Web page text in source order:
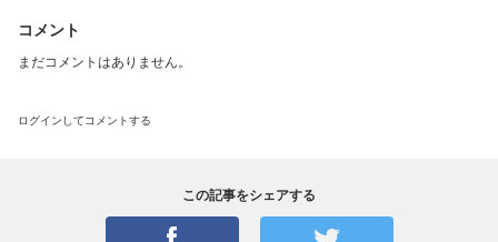
コメント
まだコメントはありません。
ログインしてコメントする
この記事をシェアする